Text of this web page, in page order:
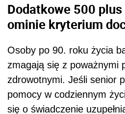
Dodatkowe 500
ominie kryterium
Osoby po 90. roku życia
zmagają się z poważnymi
zdrowotnymi. Jeśli senior
pomocy w codziennym
się o świadczenie